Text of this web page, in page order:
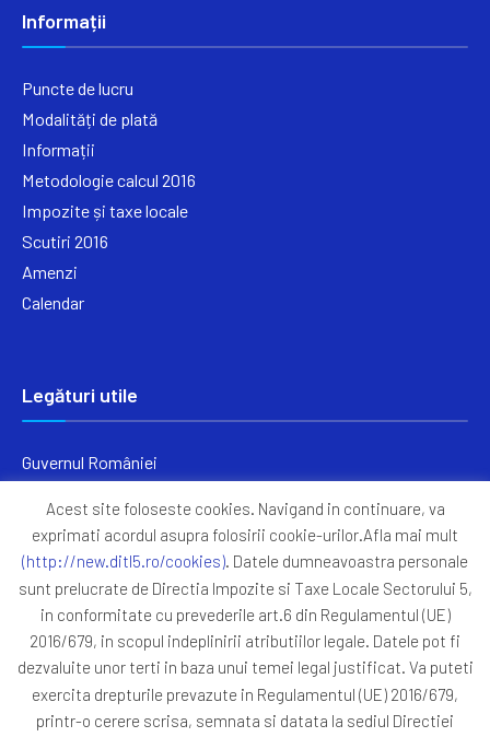
Informații
Puncte de lucru
Modalități de plată
Informații
Metodologie calcul 2016
Impozite și taxe locale
Scutiri 2016
Amenzi
Calendar
Legături utile
Guvernul României
Primăria Sectorul 5
ANAF
Protocoale
GDPR
Harta Site
Acest site foloseste cookies. Navigand in continuare, va
exprimati acordul asupra folosirii cookie-urilor.Afla mai mult
(http://new.ditl5.ro/cookies). Datele dumneavoastra personale
sunt prelucrate de Directia Impozite si Taxe Locale Sectorului 5,
in conformitate cu prevederile art.6 din Regulamentul (UE)
2016/679, in scopul indeplinirii atributiilor legale. Datele pot fi
dezvaluite unor terti in baza unui temei legal justificat. Va puteti
exercita drepturile prevazute in Regulamentul (UE) 2016/679,
printr-o cerere scrisa, semnata si datata la sediul Directiei